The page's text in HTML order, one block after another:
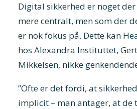
Digital sikkerhed er noget
mere centralt, men som der
er nok fokus på. Dette kan
hos Alexandra Instituttet,
Mikkelsen, nikke
”Ofte er det fordi, at
implicit – man antager, at de